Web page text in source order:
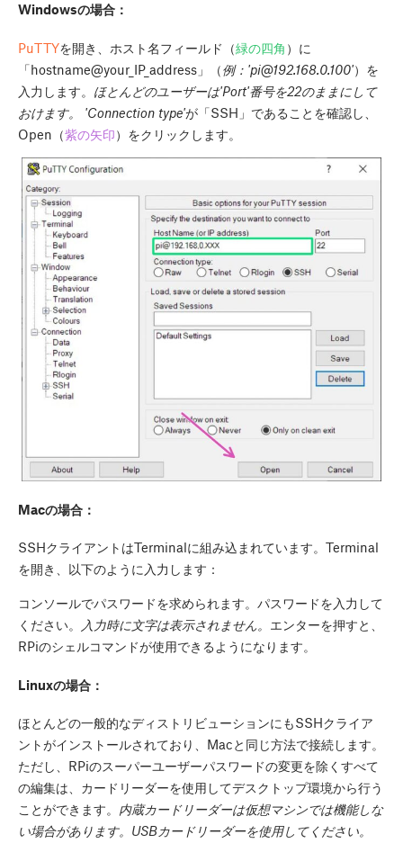
Windowsの場合：
PuTTYを開き、ホスト名フィールド（緑の四角 ）に
「hostname@your_IP_address」（例：'pi@192.168.0.100'）を
入力します。 ほとんどのユーザーは'Port'番号を22のままにして
おけます。
'Connection type'が「SSH」であることを確認し、
Open （紫の矢印）をクリックします。
Macの場合：
SSHクライアントはTerminalに組み込まれています。Terminal
を開き、以下のように入力します：
コンソールでパスワードを求められます。パスワードを入力して
ください。
入力時に文字は表示されません。 エンターを押すと、
RPiのシェルコマンドが使用できるようになります。
Linuxの場合：
ほとんどの一般的なディストリビューションにもSSHクライア
ントがインストールされており、Macと同じ方法で接続します。
ただし、RPiのスーパーユーザーパスワードの変更を除くすべて
の編集は、カードリーダーを使用してデスクトップ環境から行う
ことができます。 内蔵カードリーダーは仮想マシンでは機能しな
い場合があります。USBカードリーダーを使用してください。